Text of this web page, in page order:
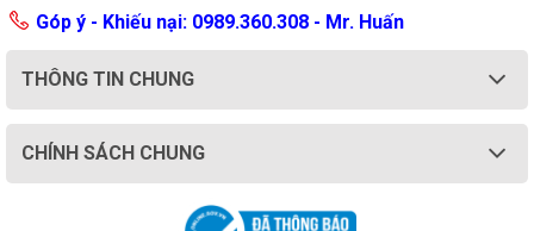
Góp ý - Khiếu nại: 0989.360.308 - Mr. Huấn
THÔNG TIN CHUNG
CHÍNH SÁCH CHUNG